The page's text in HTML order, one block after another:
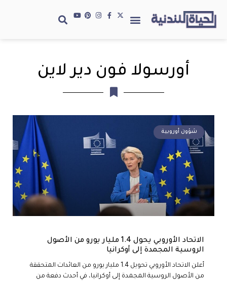
أورسولا فون دير لاين
شؤون أوروبية
الاتحاد الأوروبي يحول 1.4 مليار يورو من الأصول
الروسية المجمدة إلى أوكرانيا
أعلن الاتحاد الأوروبي تحويل 1.4 مليار يورو من العائدات المتحققة
من الأصول الروسية المجمدة إلى أوكرانيا، في أحدث دفعة من